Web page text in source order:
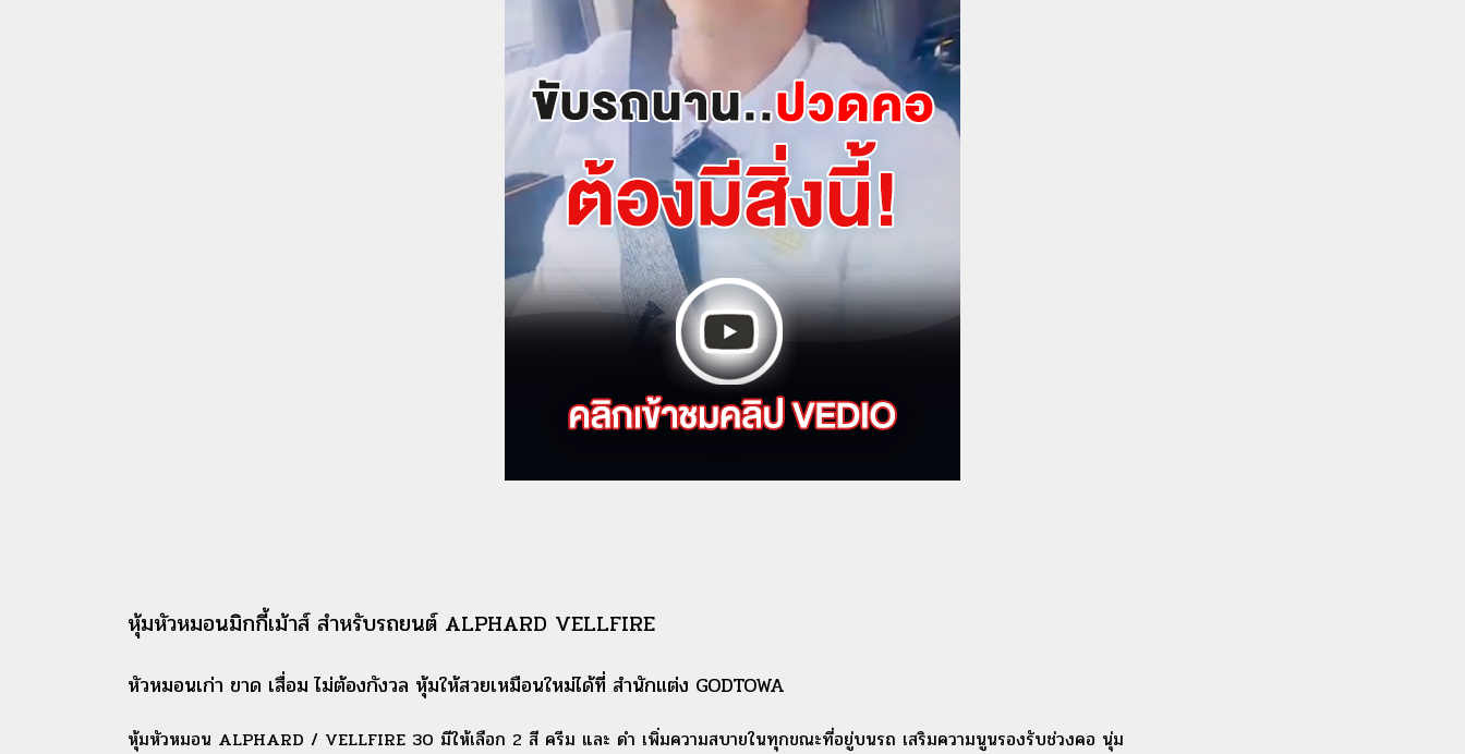
หุ้มหัวหมอนมิกกี้เม้าส์ สำหรับรถยนต์ ALPHARD VELLFIRE
หัวหมอนเก่า ขาด เสื่อม ไม่ต้องกังวล หุ้มให้สวยเหมือนใหม่ได้ที่ สำนักแต่ง GODTOWA
หุ้มหัวหมอน ALPHARD / VELLFIRE 30 มีให้เลือก 2 สี ครีม และ ดำ เพิ่มความสบายในทุกขณะที่อยู่บนรถ เสริมความนูนรองรับช่วงคอ นุ่ม